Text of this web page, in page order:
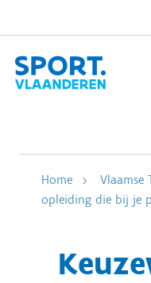
Home Vlaamse
opleiding die bij je